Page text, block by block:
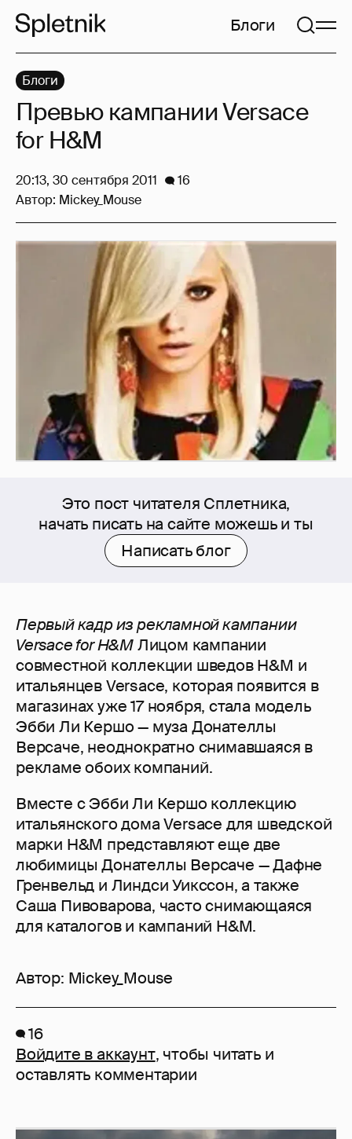
Блоги
Это пост читателя Сплетника,
начать писать на сайте можешь и ты
Написать блог
Первый кадр из рекламной кампании
Versace for H&MЛицом кампании
совместной коллекции шведов H&M и
итальянцев Versace, которая появится в
магазинах уже 17 ноября, стала модель
Эбби Ли Кершо — муза Донателлы
Версаче, неоднократно снимавшаяся в
рекламе обоих компаний.
Вместе с Эбби Ли Кершо коллекцию
итальянского дома Versace для шведской
марки H&M представляют еще две
любимицы Донателлы Версаче — Дафне
Гренвельд и Линдси Уикссон, а также
Саша Пивоварова, часто снимающаяся
для каталогов и кампаний H&M.
Автор: Mickey_Mouse
Блоги
Превью кампании Versace
for H&M
20:13, 30 сентября 2011
16
Автор: Mickey_Mouse
16
Войдите в аккаунт, чтобы читать и
оставлять комментарии